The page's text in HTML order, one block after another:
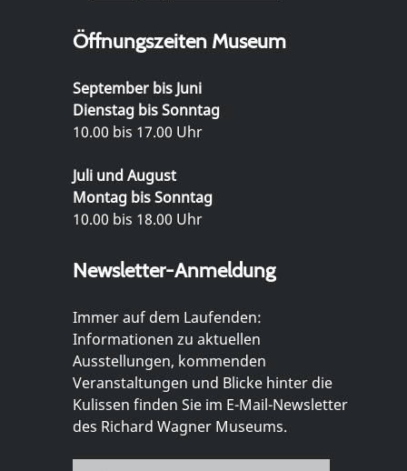
Öffnungszeiten Museum
September bis Juni
Dienstag bis Sonntag
10.00 bis 17.00 Uhr
Juli und August
Montag bis Sonntag
10.00 bis 18.00 Uhr
Newsletter-Anmeldung
Immer auf dem Laufenden:
Informationen zu aktuellen
Ausstellungen, kommenden
Veranstaltungen und Blicke hinter die
Kulissen finden Sie im E-Mail-Newsletter
des Richard Wagner Museums.